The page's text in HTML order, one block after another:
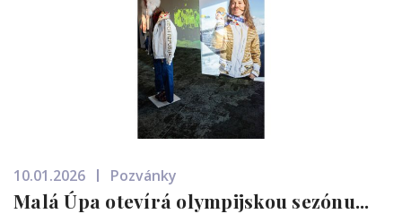
10.01.2026 Pozvánky
Malá Úpa otevírá olympijskou sezónu...